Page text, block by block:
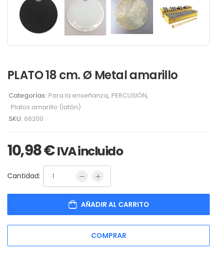
PLATO 18 cm. Ø Metal amarillo
Categorías: Para la enseñanza, PERCUSIÓN,
Platos amarillo (latón)
SKU: 66200
10,98€IVA incluido
Cantidad:
AÑADIR AL CARRITO
COMPRAR